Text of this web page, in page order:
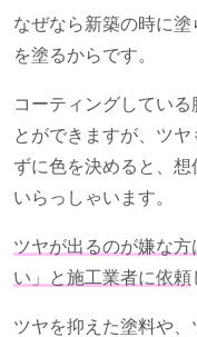
なぜなら新築の時に
を塗るからです。
コーティングしてい
とができますが、ツ
ずに色を決めると、
いらっしゃいます。
ツヤが出るのが嫌な
い」と施工業者に依頼
ツヤを抑えた塗料や